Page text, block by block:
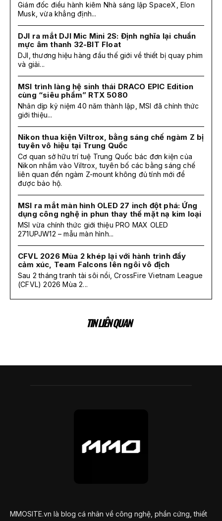
Giám đốc điều hành kiêm Nhà sáng lập SpaceX, Elon
Musk, vừa khẳng định...
DJI ra mắt DJI Mic Mini 2S: Định nghĩa lại chuẩn
mực âm thanh 32-BIT Float
DJI, thương hiệu hàng đầu thế giới về thiết bị quay phim
và giải...
MSI trình làng hệ sinh thái DRACO EPIC Edition
cùng “siêu phẩm” RTX 5080
Nhân dịp kỷ niệm 40 năm thành lập, MSI đã chính thức
giới thiệu...
Nikon thua kiện Viltrox, bằng sáng chế ngàm Z bị
tuyên vô hiệu tại Trung Quốc
Cơ quan sở hữu trí tuệ Trung Quốc bác đơn kiện của
Nikon nhắm vào Viltrox, tuyên bố các bằng sáng chế
liên quan đến ngàm Z-mount không đủ tính mới để
được bảo hộ.
MSI ra mắt màn hình OLED 27 inch đột phá: Ứng
dụng công nghệ in phun thay thế mặt nạ kim loại
MSI vừa chính thức giới thiệu PRO MAX OLED
271UPJW12 – mẫu màn hình...
CFVL 2026 Mùa 2 khép lại với hành trình đầy
cảm xúc, Team Falcons lên ngôi vô địch
Sau 2 tháng tranh tài sôi nổi, CrossFire Vietnam League
(CFVL) 2026 Mùa 2...
TIN LIÊN QUAN
MMOSITE.vn là blog cá nhân về công nghệ, phần cứng, thiết